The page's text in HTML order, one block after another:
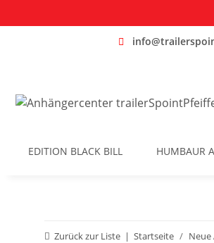
EDITION BLACK BILL HUMBAUR
Zurück zur Liste Startseite Neue